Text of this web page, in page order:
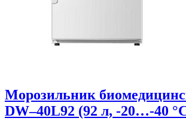
Морозильник
DW–40L92 (92 л, -20…-40